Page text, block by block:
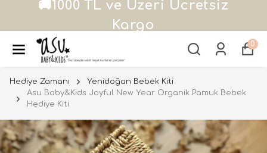
çeki!
0
Hediye Zamanı
Yenidoğan Bebek Kiti
Asu Baby&Kids Joyful New Year Organik Pamuk Bebek
Hediye Kiti